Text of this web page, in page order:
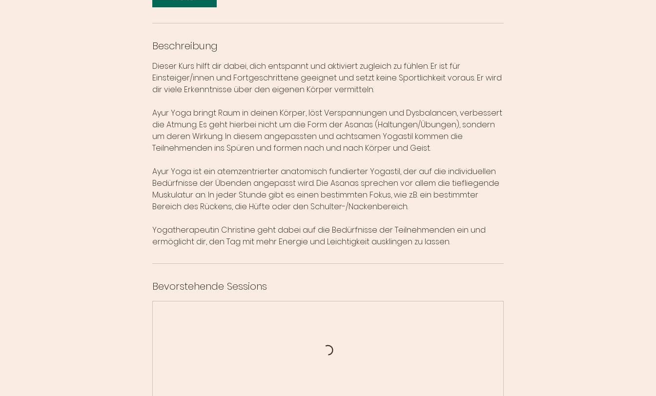
Beschreibung
Dieser Kurs hilft dir dabei, dich entspannt und aktiviert zugleich zu fühlen. Er ist für
Einsteiger/innen und Fortgeschrittene geeignet und setzt keine Sportlichkeit voraus. Er wird
dir viele Erkenntnisse über den eigenen Körper vermitteln.
Ayur Yoga bringt Raum in deinen Körper, löst Verspannungen und Dysbalancen, verbessert
die Atmung. Es geht hierbei nicht um die Form der Asanas (Haltungen/Übungen), sondern
um deren Wirkung. In diesem angepassten und achtsamen Yogastil kommen die
Teilnehmenden ins Spüren und formen nach und nach Körper und Geist.
Ayur Yoga ist ein atemzentrierter anatomisch fundierter Yogastil, der auf die individuellen
Bedürfnisse der Übenden angepasst wird. Die Asanas sprechen vor allem die tiefliegende
Muskulatur an. In jeder Stunde gibt es einen bestimmten Fokus, wie z.B. ein bestimmter
Bereich des Rückens, die Hüfte oder den Schulter-/Nackenbereich.
Yogatherapeutin Christine geht dabei auf die Bedürfnisse der Teilnehmenden ein und
ermöglicht dir, den Tag mit mehr Energie und Leichtigkeit ausklingen zu lassen.
Bevorstehende Sessions